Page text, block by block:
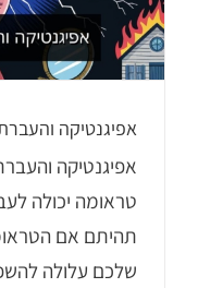
אפיגנטיקה
אפיגנטיקה
טראומה יכולה
תהיתם אם
שלכם עלולה